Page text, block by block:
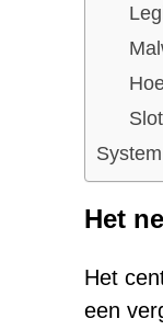
Het
Het
een